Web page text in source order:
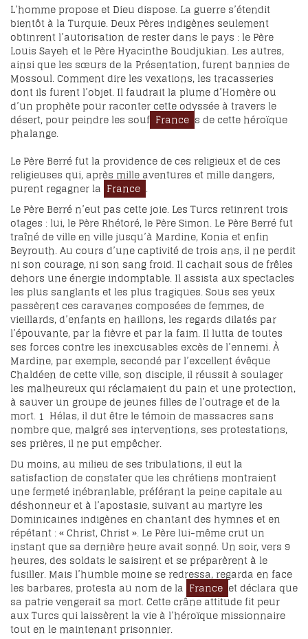
L’homme propose et Dieu dispose. La guerre s’étendit
bientôt à la Turquie. Deux Pères indigènes seulement
obtinrent l’autorisation de rester dans le pays : le Père
Louis Sayeh et le Père Hyacinthe Boudjukian. Les autres,
ainsi que les sœurs de la Présentation, furent bannies de
Mossoul. Comment dire les vexations, les tracasseries
dont ils furent l’objet. Il faudrait la plume d’Homère ou
d’un prophète pour raconter cette odyssée à travers le
désert, pour peindre les souf France s de cette héroïque
phalange.
Le Père Berré fut la providence de ces religieux et de ces
religieuses qui, après mille aventures et mille dangers,
purent regagner la France .
Le Père Berré n’eut pas cette joie. Les Turcs retinrent trois
otages : lui, le Père Rhétoré, le Père Simon. Le Père Berré fut
traîné de ville en ville jusqu’à Mardine, Konia et enfin
Beyrouth. Au cours d’une captivité de trois ans, il ne perdit
ni son courage, ni son sang froid. Il cachait sous de frêles
dehors une énergie indomptable. Il assista aux spectacles
les plus sanglants et les plus tragiques. Sous ses yeux
passèrent ces caravanes composées de femmes, de
vieillards, d’enfants en haillons, les regards dilatés par
l’épouvante, par la fièvre et par la faim. Il lutta de toutes
ses forces contre les inexcusables excès de l’ennemi. À
Mardine, par exemple, secondé par l’excellent évêque
Chaldéen de cette ville, son disciple, il réussit à soulager
les malheureux qui réclamaient du pain et une protection,
à sauver un groupe de jeunes filles de l’outrage et de la
mort. 1 Hélas, il dut être le témoin de massacres sans
nombre que, malgré ses interventions, ses protestations,
ses prières, il ne put empêcher.
Du moins, au milieu de ses tribulations, il eut la
satisfaction de constater que les chrétiens montraient
une fermeté inébranlable, préférant la peine capitale au
déshonneur et à l’apostasie, suivant au martyre les
Dominicaines indigènes en chantant des hymnes et en
répétant : « Christ, Christ ». Le Père lui-même crut un
instant que sa dernière heure avait sonné. Un soir, vers 9
heures, des soldats le saisirent et se préparèrent à le
fusiller. Mais l’humble moine se redressa, regarda en face
les barbares, protesta au nom de la France et déclara que
sa patrie vengerait sa mort. Cette crâne attitude fit peur
aux Turcs qui laissèrent la vie à l’héroïque missionnaire
tout en le maintenant prisonnier.